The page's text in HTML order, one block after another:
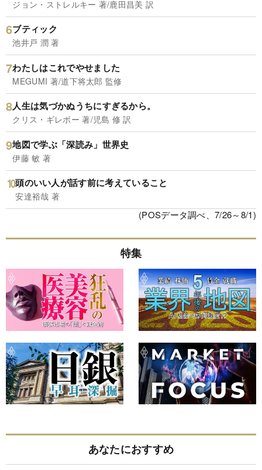
ジョン・ストレルキー 著/鹿田昌美 訳
ブティック
池井戸 潤 著
わたしはこれでやせました
MEGUMI 著/道下将太郎 監修
人生は気づかぬうちにすぎるから。
クリス・ギレボー 著/児島 修 訳
地図で学ぶ「深読み」世界史
伊藤 敏 著
頭のいい人が話す前に考えていること
安達裕哉 著
(POSデータ調べ、7/26～8/1)
特集
あなたにおすすめ